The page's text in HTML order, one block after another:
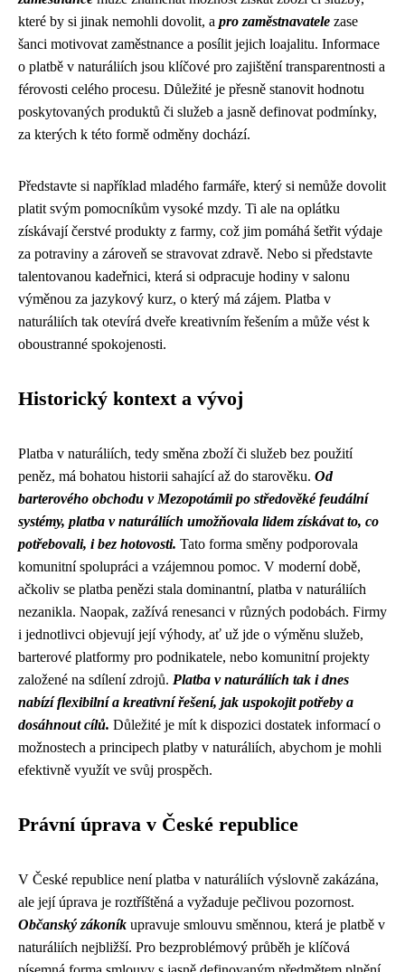
které by si jinak nemohli dovolit, a pro zaměstnavatele zase
šanci motivovat zaměstnance a posílit jejich loajalitu. Informace
o platbě v naturáliích jsou klíčové pro zajištění transparentnosti a
férovosti celého procesu. Důležité je přesně stanovit hodnotu
poskytovaných produktů či služeb a jasně definovat podmínky,
za kterých k této formě odměny dochází.
Představte si například mladého farmáře, který si nemůže dovolit
platit svým pomocníkům vysoké mzdy. Ti ale na oplátku
získávají čerstvé produkty z farmy, což jim pomáhá šetřit výdaje
za potraviny a zároveň se stravovat zdravě. Nebo si představte
talentovanou kadeřnici, která si odpracuje hodiny v salonu
výměnou za jazykový kurz, o který má zájem. Platba v
naturáliích tak otevírá dveře kreativním řešením a může vést k
oboustranné spokojenosti.
Historický kontext a vývoj
Platba v naturáliích, tedy směna zboží či služeb bez použití
peněz, má bohatou historii sahající až do starověku. Od
barterového obchodu v Mezopotámii po středověké feudální
systémy, platba v naturáliích umožňovala lidem získávat to, co
potřebovali, i bez hotovosti. Tato forma směny podporovala
komunitní spolupráci a vzájemnou pomoc. V moderní době,
ačkoliv se platba penězi stala dominantní, platba v naturáliích
nezanikla. Naopak, zažívá renesanci v různých podobách. Firmy
i jednotlivci objevují její výhody, ať už jde o výměnu služeb,
barterové platformy pro podnikatele, nebo komunitní projekty
založené na sdílení zdrojů. Platba v naturáliích tak i dnes
nabízí flexibilní a kreativní řešení, jak uspokojit potřeby a
dosáhnout cílů. Důležité je mít k dispozici dostatek informací o
možnostech a principech platby v naturáliích, abychom je mohli
efektivně využít ve svůj prospěch.
Právní úprava v České republice
V České republice není platba v naturáliích výslovně zakázána,
ale její úprava je roztříštěná a vyžaduje pečlivou pozornost.
Občanský zákoník upravuje smlouvu směnnou, která je platbě v
naturáliích nejbližší. Pro bezproblémový průběh je klíčová